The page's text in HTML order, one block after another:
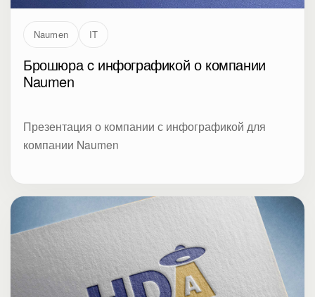
Naumen IT
Брошюра c инфографикой о компании
Naumen
Презентация о компании с инфографикой для
компании Naumen